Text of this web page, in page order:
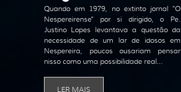
Quando em 1979, no extinto jornal "O
Nespereirense" por si dirigido, o Pe.
Justino Lopes levantava a questão da
necessidade de um lar de idosos em
Nespereira, poucos ousariam pensar
nisso como uma possibilidade real...
LER MAIS